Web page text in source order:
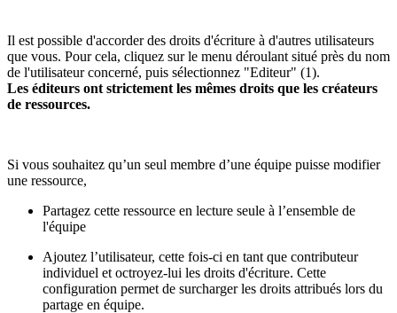
Il est possible d'accorder des droits d'écriture à d'autres utilisateurs
que vous. Pour cela, cliquez sur le menu déroulant situé près du nom
de l'utilisateur concerné, puis sélectionnez "Editeur" (1).
Les éditeurs ont strictement les mêmes droits que les créateurs
de ressources.
Si vous souhaitez qu’un seul membre d’une équipe puisse modifier
une ressource,
Partagez cette ressource en lecture seule à l’ensemble de
l'équipe
Ajoutez l’utilisateur, cette fois-ci en tant que contributeur
individuel et octroyez-lui les droits d'écriture. Cette
configuration permet de surcharger les droits attribués lors du
partage en équipe.